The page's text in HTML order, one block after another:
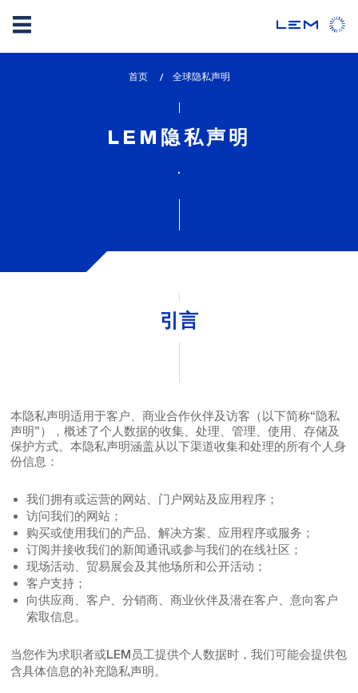
首页
lem_current_page
全球隐私声明
LEM隐私声明
.
引言
本隐私声明适用于客户、商业合作伙伴及访客（以下简称“隐私
声明”），概述了个人数据的收集、处理、管理、使用、存储及
保护方式。本隐私声明涵盖从以下渠道收集和处理的所有个人身
份信息：
我们拥有或运营的网站、门户网站及应用程序；
访问我们的网站；
购买或使用我们的产品、解决方案、应用程序或服务；
订阅并接收我们的新闻通讯或参与我们的在线社区；
现场活动、贸易展会及其他场所和公开活动；
客户支持；
向供应商、客户、分销商、商业伙伴及潜在客户、意向客户
索取信息。
当您作为求职者或LEM员工提供个人数据时，我们可能会提供包
含具体信息的补充隐私声明。